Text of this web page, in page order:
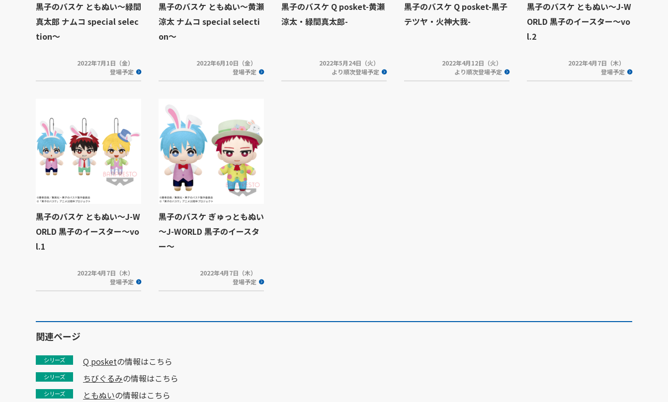
黒子のバスケ ともぬい～緑間
真太郎 ナムコ special selec
tion～
2022年7月1日（金）
登場予定
黒子のバスケ ともぬい～黄瀬
涼太 ナムコ special selecti
on～
2022年6月10日（金）
登場予定
黒子のバスケ Q posket-黄瀬
涼太・緑間真太郎-
2022年5月24日（火）
より順次登場予定
黒子のバスケ Q posket-黒子
テツヤ・火神大我-
2022年4月12日（火）
より順次登場予定
黒子のバスケ ともぬい～J-W
ORLD 黒子のイースター～vo
l.2
2022年4月7日（木）
登場予定
黒子のバスケ ともぬい～J-W
ORLD 黒子のイースター～vo
l.1
2022年4月7日（木）
登場予定
黒子のバスケ ぎゅっともぬい
～J-WORLD 黒子のイースタ
ー～
2022年4月7日（木）
登場予定
関連ページ
シリーズ Q posketの情報はこちら
シリーズ ちびぐるみの情報はこちら
シリーズ ともぬいの情報はこちら